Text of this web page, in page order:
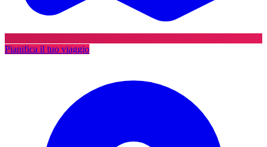
Pianifica il tuo viaggio